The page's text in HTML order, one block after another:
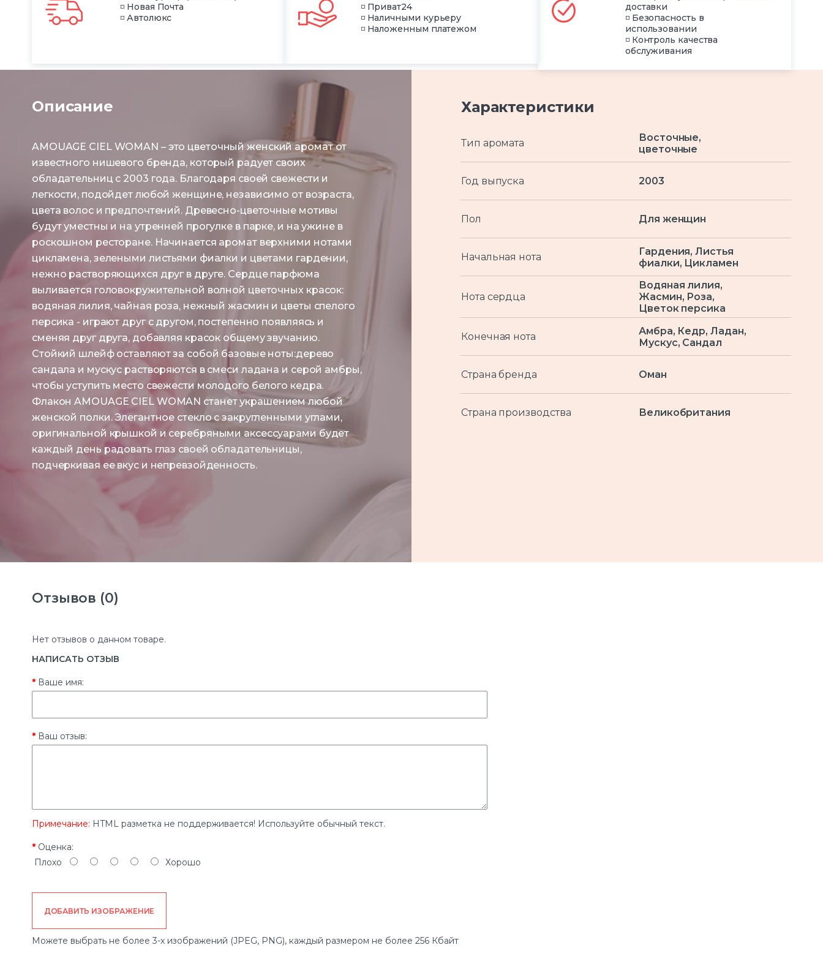
◽ Новая Почта
◽ Автолюкс
◽ Приват24
◽ Наличными курьеру
◽ Наложенным платежом
доставки
◽ Безопасность в
использовании
◽ Контроль качества
обслуживания
Описание
AMOUAGE CIEL WOMAN – это цветочный женский аромат от
известного нишевого бренда, который радует своих
обладательниц с 2003 года. Благодаря своей свежести и
легкости, подойдет любой женщине, независимо от возраста,
цвета волос и предпочтений. Древесно-цветочные мотивы
будут уместны и на утренней прогулке в парке, и на ужине в
роскошном ресторане. Начинается аромат верхними нотами
цикламена, зелеными листьями фиалки и цветами гардении,
нежно растворяющихся друг в друге. Сердце парфюма
выливается головокружительной волной цветочных красок:
водяная лилия, чайная роза, нежный жасмин и цветы спелого
персика - играют друг с другом, постепенно появляясь и
сменяя друг друга, добавляя красок общему звучанию.
Стойкий шлейф оставляют за собой базовые ноты:дерево
сандала и мускус растворяются в смеси ладана и серой амбры,
чтобы уступить место свежести молодого белого кедра.
Флакон AMOUAGE CIEL WOMAN станет украшением любой
женской полки. Элегантное стекло с закругленными углами,
оригинальной крышкой и серебряными аксессуарами будет
каждый день радовать глаз своей обладательницы,
подчеркивая ее вкус и непревзойденность.
Характеристики
Тип аромата
Восточные,
цветочные
Год выпуска 2003
Пол Для женщин
Начальная нота
Гардения, Листья
фиалки, Цикламен
Нота сердца
Водяная лилия,
Жасмин, Роза,
Цветок персика
Конечная нота
Амбра, Кедр, Ладан,
Мускус, Сандал
Страна бренда Оман
Страна производства Великобритания
Отзывов (0)
Нет отзывов о данном товаре.
НАПИСАТЬ ОТЗЫВ
Ваше имя:
Ваш отзыв:
Примечание: HTML разметка не поддерживается! Используйте обычный текст.
Оценка:
Плохо
Хорошо
ДОБАВИТЬ ИЗОБРАЖЕНИЕ
Можете выбрать не более 3-х изображений (JPEG, PNG), каждый размером не более 256 Кбайт